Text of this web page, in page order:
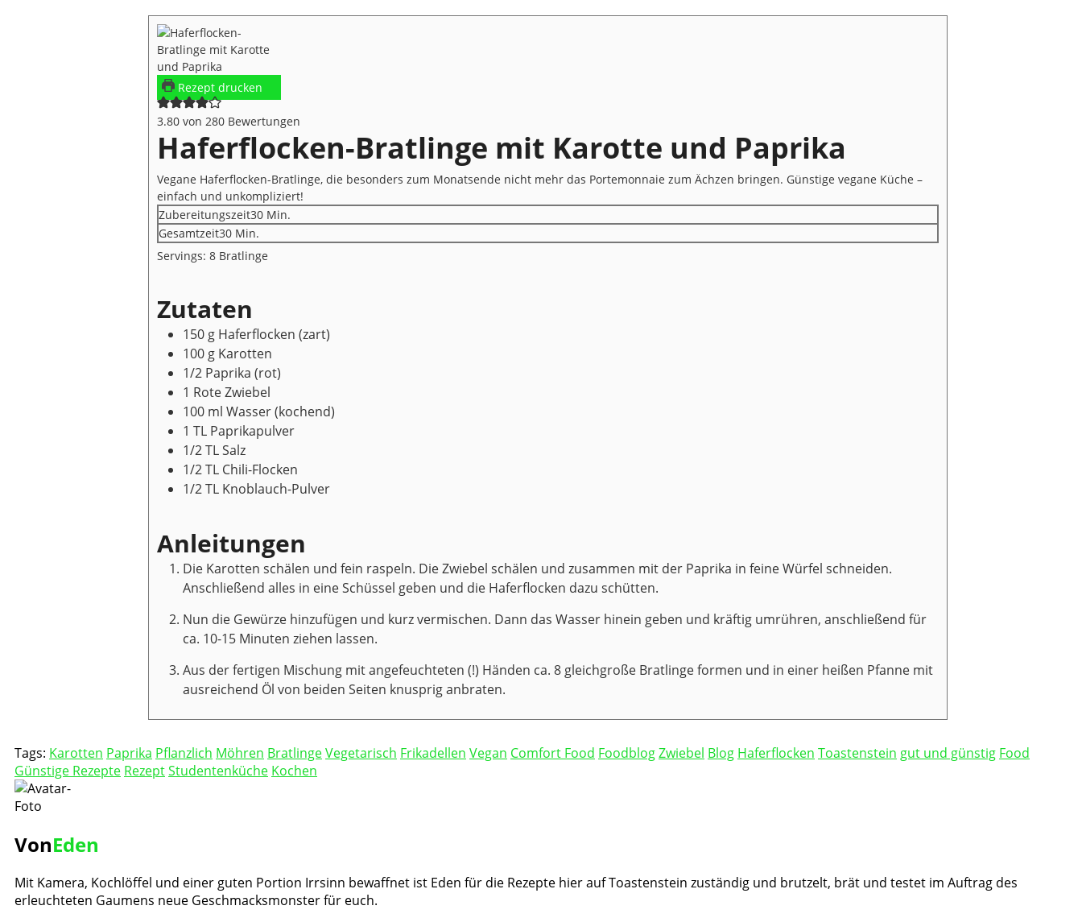
Rezept drucken
3.80von 280Bewertungen
Haferflocken-Bratlinge mit Karotte und Paprika
Vegane Haferflocken-Bratlinge, die besonders zum Monatsende nicht mehr das Portemonnaie zum Ächzen bringen. Günstige vegane Küche –
einfach und unkompliziert!
Zubereitungszeit30Minuten
Min.
Gesamtzeit30Minuten
Min.
Servings: 8 Bratlinge
Zutaten
150 g Haferflocken (zart)
100 g Karotten
1/2 Paprika (rot)
1 Rote Zwiebel
100 ml Wasser (kochend)
1 TL Paprikapulver
1/2 TL Salz
1/2 TL Chili-Flocken
1/2 TL Knoblauch-Pulver
Anleitungen
Die Karotten schälen und fein raspeln. Die Zwiebel schälen und zusammen mit der Paprika in feine Würfel schneiden.
Anschließend alles in eine Schüssel geben und die Haferflocken dazu schütten.
Nun die Gewürze hinzufügen und kurz vermischen. Dann das Wasser hinein geben und kräftig umrühren, anschließend für
ca. 10-15 Minuten ziehen lassen.
Aus der fertigen Mischung mit angefeuchteten (!) Händen ca. 8 gleichgroße Bratlinge formen und in einer heißen Pfanne mit
ausreichend Öl von beiden Seiten knusprig anbraten.
Tags: Karotten Paprika Pflanzlich Möhren BratlingeVegetarisch Frikadellen Vegan Comfort Food FoodblogZwiebel Blog Haferflocken Toastenstein gut und günstig Food
Günstige Rezepte RezeptStudentenküche Kochen
VonEden
Mit Kamera, Kochlöffel und einer guten Portion Irrsinn bewaffnet ist Eden für die Rezepte hier auf Toastenstein zuständig und brutzelt, brät und testet im Auftrag des
erleuchteten Gaumens neue Geschmacksmonster für euch.